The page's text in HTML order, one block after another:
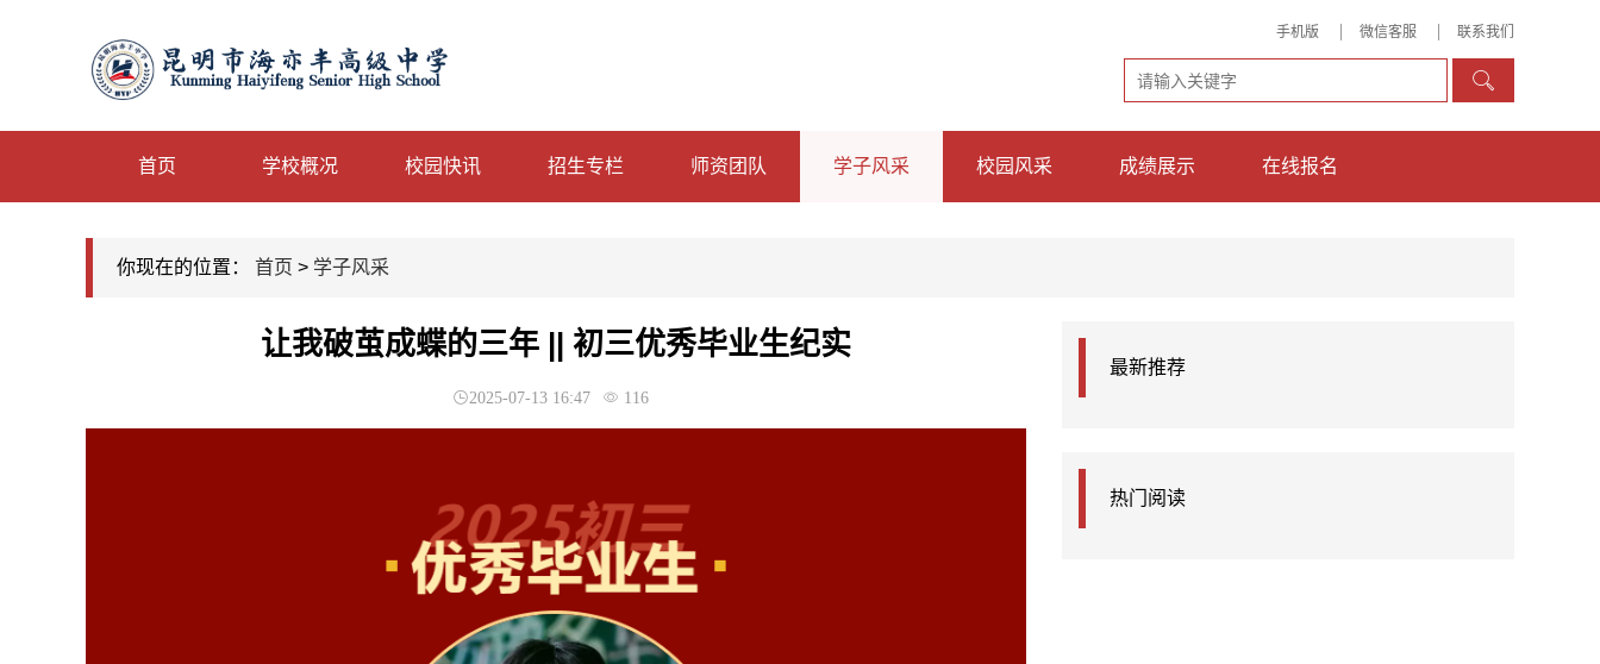
手机版 微信客服 联系我们

首页 学校概况 校园快讯 招生专栏 师资团队 学子风采 校园风采 成绩展示 在线报名
你现在的位置： 首页 > 学子风采
让我破茧成蝶的三年 || 初三优秀毕业生纪实
2025-07-13 16:47 116
最新推荐
热门阅读